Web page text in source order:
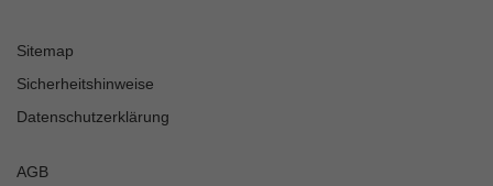
Sitemap
Sicherheitshinweise
Datenschutzerklärung
AGB